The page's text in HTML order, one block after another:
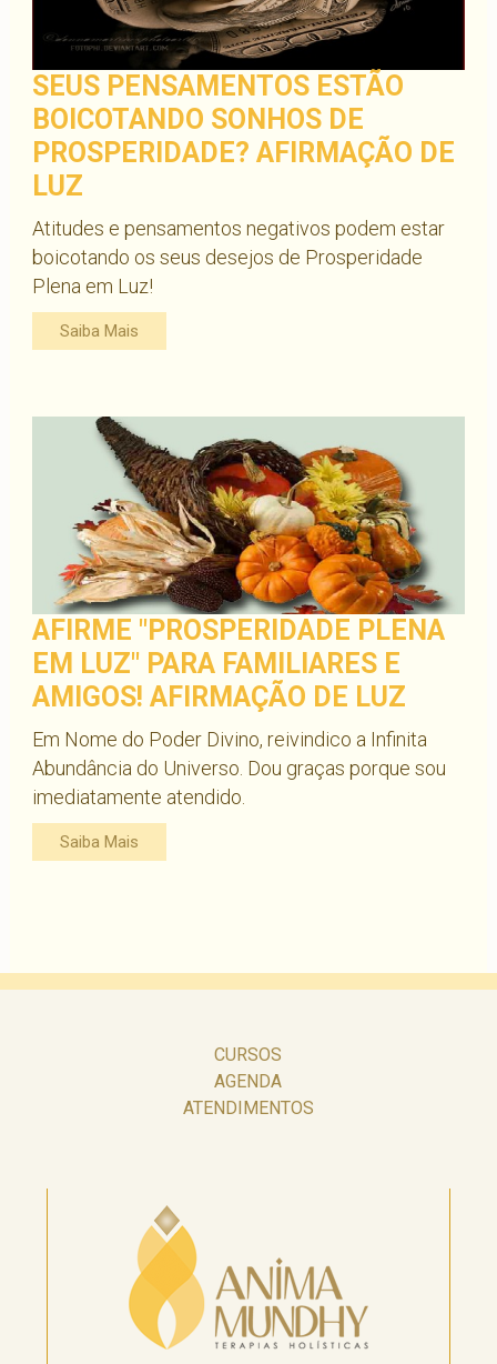
SEUS PENSAMENTOS ESTÃO
BOICOTANDO SONHOS DE
PROSPERIDADE? AFIRMAÇÃO DE
LUZ
Atitudes e pensamentos negativos podem estar
boicotando os seus desejos de Prosperidade
Plena em Luz!
Saiba Mais
AFIRME "PROSPERIDADE PLENA
EM LUZ" PARA FAMILIARES E
AMIGOS! AFIRMAÇÃO DE LUZ
Em Nome do Poder Divino, reivindico a Infinita
Abundância do Universo. Dou graças porque sou
imediatamente atendido.
Saiba Mais
CURSOS
AGENDA
ATENDIMENTOS